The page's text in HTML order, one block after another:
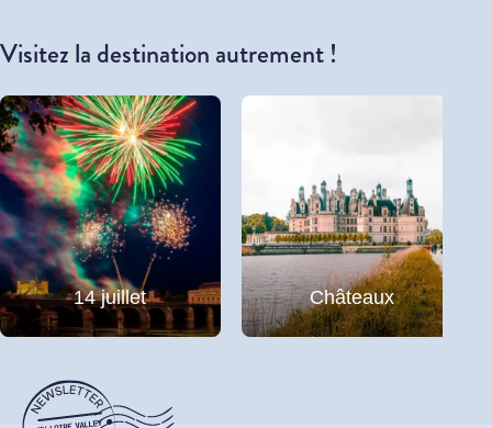
Visitez la destination autrement !
14 juillet Châteaux